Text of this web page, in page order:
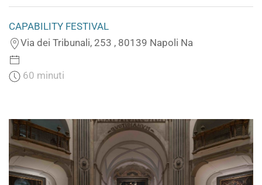
CAPABILITY FESTIVAL
Via dei Tribunali, 253 , 80139 Napoli Na
60 minuti